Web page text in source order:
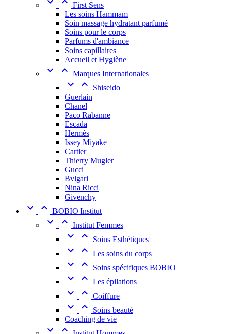
First Sens
Les soins Hammam
Soin massage hydratant parfumé
Soins pour le corps
Parfums d'ambiance
Soins capillaires
Accueil et Hygiène
  Marques Internationales
 
Shiseido
Guerlain
Chanel
Paco Rabanne
Escada
Hermès
Issey Miyake
Cartier
Thierry Mugler
Gucci
Bvlgari
Nina Ricci
Givenchy
  BOBIO Institut
  Institut Femmes
  Soins Esthétiques
  Les soins du corps
  Soins spécifiques BOBIO
  Les épilations
  Coiffure
 
Soins beauté
Coaching de vie
 